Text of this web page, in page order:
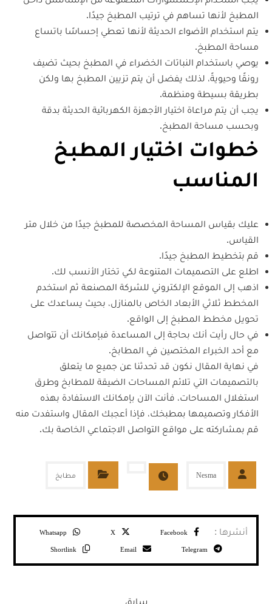
المطبخ لأنها تساهم في ترتيب المطبخ جيدًا.
يتم استخدام الأضواء الحديثة لأنها تعطي إحساسًا باتساع
مساحة المطبخ.
يوصي باستخدام النباتات الخضراء في المطبخ بحيث تضيف
رونقًا وحيويةً، لذلك يفضل أن يتم تزيين المطبخ بها ولكن
بطريقة بسيطة ومنظمة.
يجب أن يتم مراعاة اختيار الأجهزة الكهربائية الحديثة بدقة
وبحسب مساحة المطبخ.
خطوات اختيار المطبخ
المناسب
عليك بقياس المساحة المخصصة للمطبخ جيدًا من خلال متر
القياس.
قم بتخطيط المطبخ جيدًا.
اطلع على التصميمات المتنوعة لكي تختار الأنسب لك.
اذهب إلى الموقع الإلكتروني للشركة المصنعة ثم استخدم
المخطط ثلاثي الأبعاد الخاص بالمنازل، بحيث يساعدك على
تحويل مخطط المطبخ إلى الواقع.
في حال رأيت أنك بحاجة إلى المساعدة فبإمكانك أن تتواصل
مع أحد الخبراء المختصين في المطابخ.
في نهاية المقال نكون قد تحدثنا عن جميع ما يتعلق
بالتصميمات التي تلائم المساحات الضيقة للمطابخ وطرق
استغلال المساحات، فأنت الآن بإمكانك الاستفادة بهذه
الأفكار وتصميمها بمطبخك، فإذا أعجبك المقال واستفدت منه
قم بمشاركته على مواقع التواصل الاجتماعي الخاصة بك.
Nesma مطابخ
Facebook
X
Whatsapp
Telegram
Email
Shortlink
سابق